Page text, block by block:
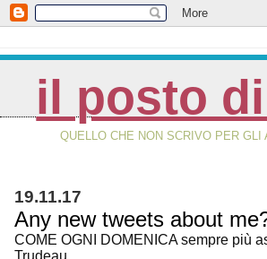
il posto
QUELLO CHE NON SCRIVO PER GLI
19.11.17
Any new tweets about
COME OGNI DOMENICA sempre più
Trudeau